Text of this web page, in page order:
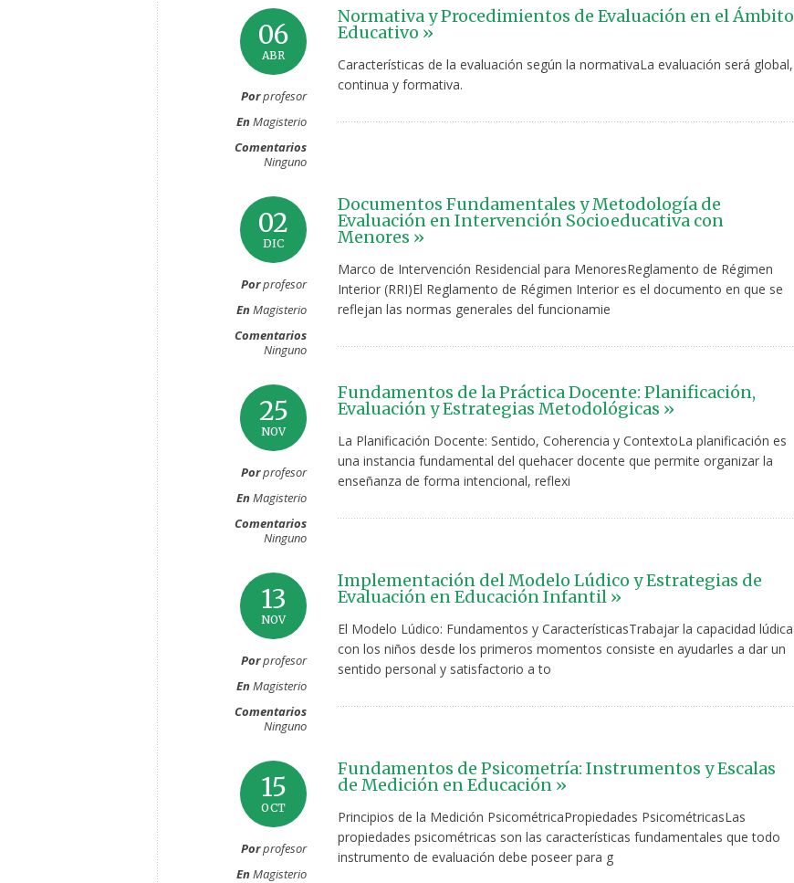
06
ABR
Porprofesor
EnMagisterio
Comentarios
Ninguno
Normativa y Procedimientos de Evaluación en el Ámbito
Educativo »
Características de la evaluación según la normativaLa evaluación será global,
continua y formativa.
02
DIC
Porprofesor
EnMagisterio
Comentarios
Ninguno
Documentos Fundamentales y Metodología de
Evaluación en Intervención Socioeducativa con
Menores »
Marco de Intervención Residencial para MenoresReglamento de Régimen
Interior (RRI)El Reglamento de Régimen Interior es el documento en que se
reflejan las normas generales del funcionamie
25
NOV
Porprofesor
EnMagisterio
Comentarios
Ninguno
Fundamentos de la Práctica Docente: Planificación,
Evaluación y Estrategias Metodológicas »
La Planificación Docente: Sentido, Coherencia y ContextoLa planificación es
una instancia fundamental del quehacer docente que permite organizar la
enseñanza de forma intencional, reflexi
13
NOV
Porprofesor
EnMagisterio
Comentarios
Ninguno
Implementación del Modelo Lúdico y Estrategias de
Evaluación en Educación Infantil »
El Modelo Lúdico: Fundamentos y CaracterísticasTrabajar la capacidad lúdica
con los niños desde los primeros momentos consiste en ayudarles a dar un
sentido personal y satisfactorio a to
15
OCT
Porprofesor
EnMagisterio
Fundamentos de Psicometría: Instrumentos y Escalas
de Medición en Educación »
Principios de la Medición PsicométricaPropiedades PsicométricasLas
propiedades psicométricas son las características fundamentales que todo
instrumento de evaluación debe poseer para g